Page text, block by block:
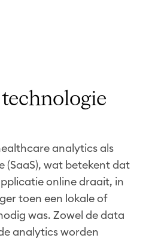
analytics als
(SaaS), wat betekent dat
online draait, in
toen een lokale of
was. Zowel de data
analytics worden